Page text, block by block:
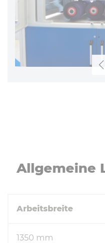
All­ge­mei­ne
Arbeitsbreite
1350 mm